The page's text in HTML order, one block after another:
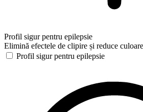
Profil sigur pentru epilepsie
Elimină efectele de clipire și reduce
Profil sigur pentru epilepsie